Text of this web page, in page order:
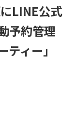
LINE公式
予約管理
ィー」